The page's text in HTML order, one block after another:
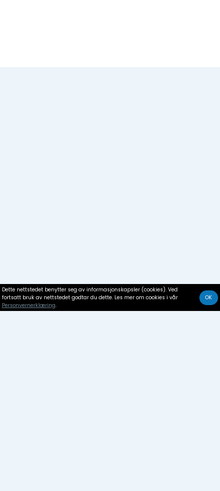
Dette nettstedet benytter seg av informasjonskapsler (cookies). Ved
fortsatt bruk av nettstedet godtar du dette. Les mer om cookies i vår
Personvernerklæring.
OK